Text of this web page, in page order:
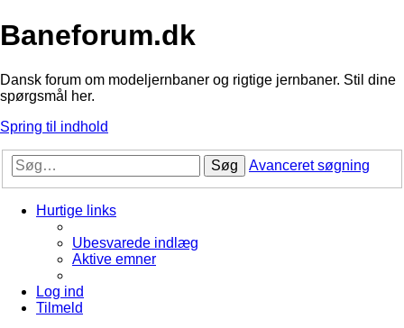
Baneforum.dk
Dansk forum om modeljernbaner og rigtige jernbaner. Stil dine
spørgsmål her.
Spring til indhold
Søg Avanceret søgning
Hurtige links
Ubesvarede indlæg
Aktive emner
Log ind
Tilmeld